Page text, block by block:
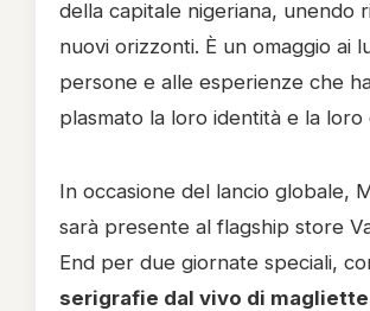
della capitale nigeriana, unendo
nuovi orizzonti. È un omaggio ai
persone e alle esperienze che
plasmato la loro identità e la loro
In occasione del lancio globale,
sarà presente al flagship store
End per due giornate speciali,
serigrafie dal vivo di